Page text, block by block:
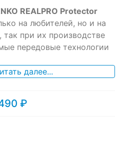
REALPRO Protector
на любителей, но и на
так при их производстве
передовые технологии
далее...
₽